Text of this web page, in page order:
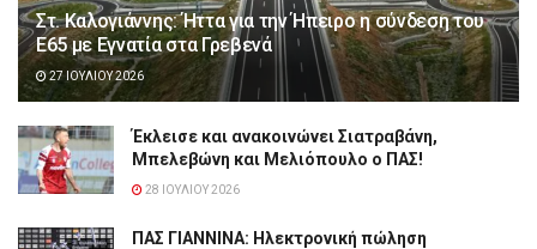
Στ. Καλογιάννης: Ήττα για την Ήπειρο η σύνδεση του
Ε65 με Εγνατία στα Γρεβενά
27 ΙΟΥΛΊΟΥ 2026
Έκλεισε και ανακοινώνει Σιατραβάνη,
Μπελεβώνη και Μελιόπουλο ο ΠΑΣ!
28 ΙΟΥΛΊΟΥ 2026
ΠΑΣ ΓΙΑΝΝΙΝΑ: Hλεκτρονική πώληση